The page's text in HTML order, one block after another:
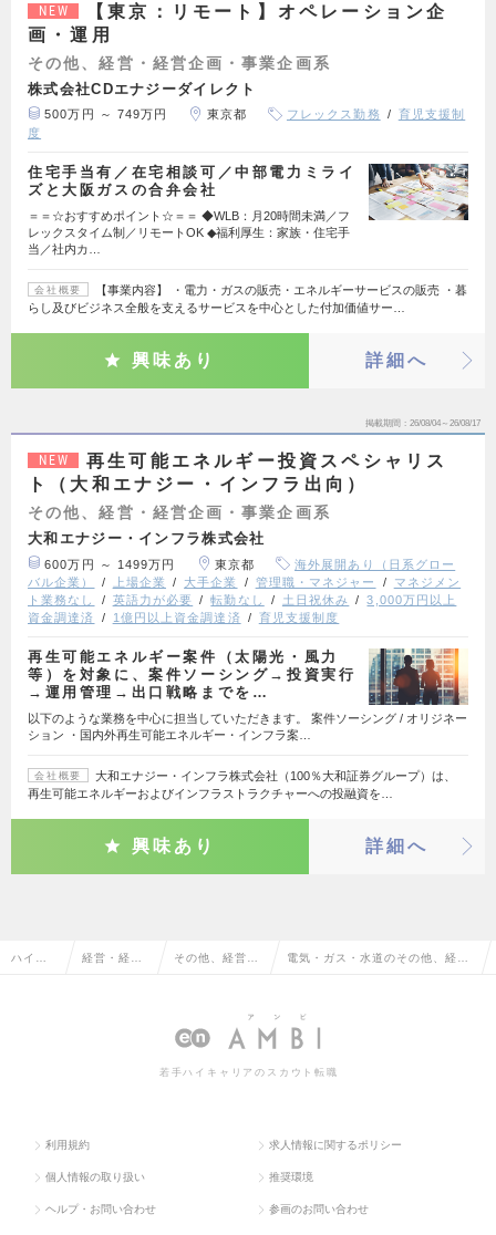
NEW
【東京：リモート】オペレーション企
画・運用
その他、経営・経営企画・事業企画系
株式会社CDエナジーダイレクト
500万円 ～ 749万円 東京都 フレックス勤務
育児支援制
度
住宅手当有／在宅相談可／中部電力ミライ
ズと大阪ガスの合弁会社
＝＝☆おすすめポイント☆＝＝ ◆WLB：月20時間未満／フ
レックスタイム制／リモートOK ◆福利厚生：家族・住宅手
当／社内カ…
会社概要
【事業内容】 ・電力・ガスの販売・エネルギーサービスの販売 ・暮
らし及びビジネス全般を支えるサービスを中心とした付加価値サー…
興味あり 詳細へ
掲載期間 26/08/04～26/08/17
NEW
再生可能エネルギー投資スペシャリス
ト（大和エナジー・インフラ出向）
その他、経営・経営企画・事業企画系
大和エナジー・インフラ株式会社
600万円 ～ 1499万円 東京都
海外展開あり（日系グロー
バル企業）
上場企業 大手企業 管理職・マネジャー
マネジメン
ト業務なし
英語力が必要 転勤なし 土日祝休み
3,000万円以上
資金調達済
1億円以上資金調達済 育児支援制度
再生可能エネルギー案件（太陽光・風力
等）を対象に、案件ソーシング→投資実行
→運用管理→出口戦略までを…
以下のような業務を中心に担当していただきます。 案件ソーシング / オリジネー
ション ・国内外再生可能エネルギー・インフラ案…
会社概要
大和エナジー・インフラ株式会社（100％大和証券グループ）は、
再生可能エネルギーおよびインフラストラクチャーへの投融資を…
興味あり 詳細へ
ハイク 経営・経営 その他、経営・
企画系
電気・ガス・水道のその他、経
職・求人情報一覧
若手ハイキャリアのスカウト転職
利用規約 求人情報に関するポリシー
個人情報の取り扱い 推奨環境
ヘルプ・お問い合わせ 参画のお問い合わせ